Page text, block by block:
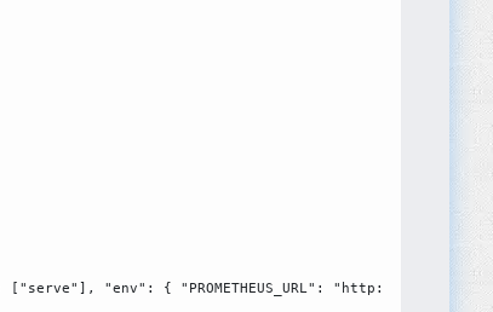
"env": { "PROMETHEUS_URL": "http://your-